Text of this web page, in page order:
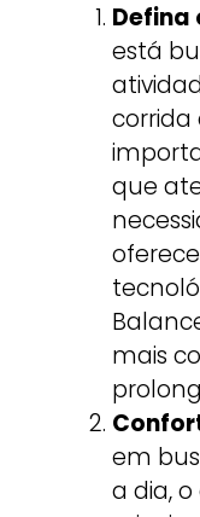
Defina
está
corrida
que
mais
em
a dia,